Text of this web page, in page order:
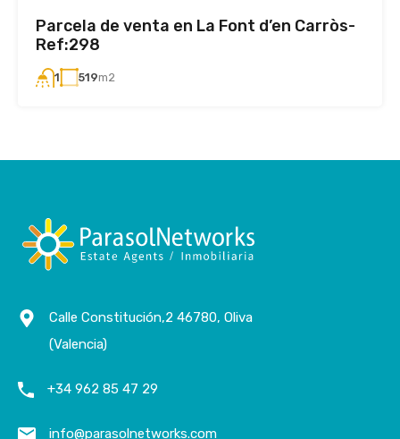
Parcela de venta en La Font d’en Carròs-
Ref:298
1 519m2
Calle Constitución,2 46780, Oliva
(Valencia)
+34 962 85 47 29
info@parasolnetworks.com